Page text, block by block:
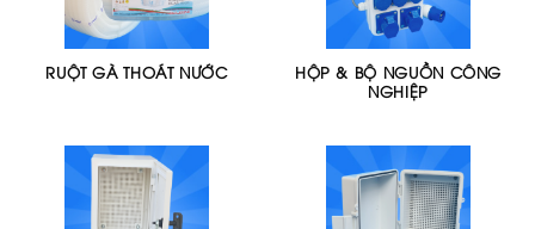
RUỘT GÀ THOÁT NƯỚC
HỘP & BỘ NGUỒN CÔNG
NGHIỆP